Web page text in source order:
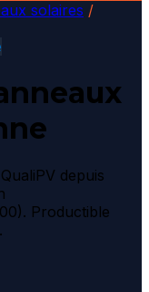
solaires /
depuis
Productible